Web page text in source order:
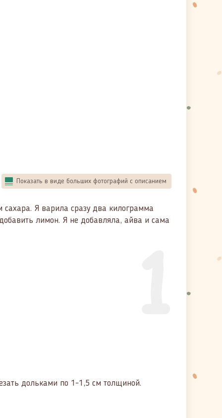
Показать в виде больших фотографий с описанием
Я варила сразу два килограмма
лимон. Я не добавляла, айва и сама
дольками по 1-1,5 см толщиной.